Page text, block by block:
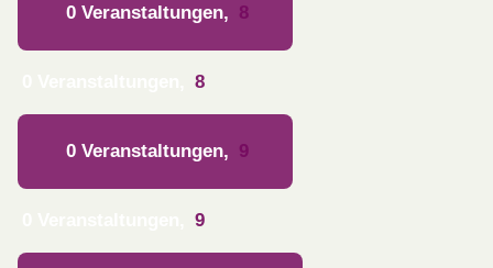
0 Veranstaltungen, 8
8
0 Veranstaltungen, 9
9